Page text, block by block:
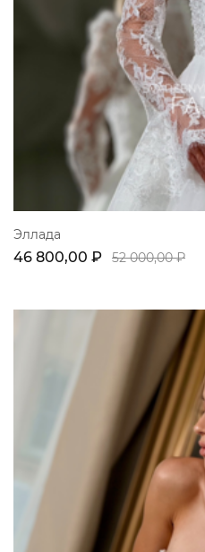
Эллада
46 800,00 ₽ 52 000,00 ₽